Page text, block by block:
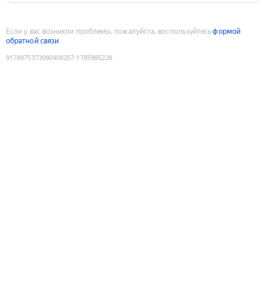
Если у вас возникли проблемы, пожалуйста, воспользуйтесьформой
обратной связи
9174975373090408257:1785985228